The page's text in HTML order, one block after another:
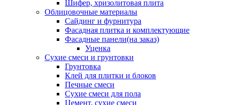
Шифер, хризолитовая плита
Облицовочные материалы
Сайдинг и фурнитура
Фасадная плитка и комплектующие
Фасадные панели(на заказ)
Уценка
Сухие смеси и грунтовки
Грунтовка
Клей для плитки и блоков
Печные смеси
Сухие смеси для пола
Цемент, сухие смеси